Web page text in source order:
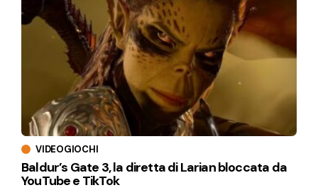
VIDEOGIOCHI
Baldur’s Gate 3, la diretta di Larian bloccata da
YouTube e TikTok